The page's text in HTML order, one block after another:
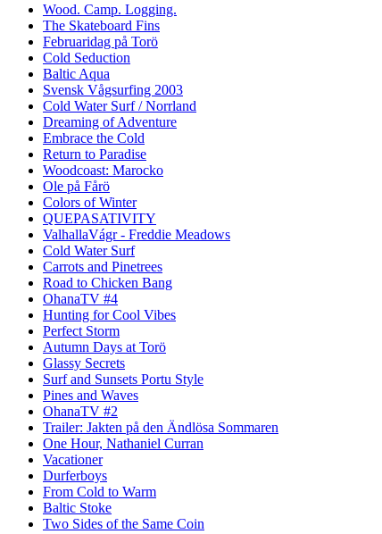
Wood. Camp. Logging.
The Skateboard Fins
Februaridag på Torö
Cold Seduction
Baltic Aqua
Svensk Vågsurfing 2003
Cold Water Surf / Norrland
Dreaming of Adventure
Embrace the Cold
Return to Paradise
Woodcoast: Marocko
Ole på Fårö
Colors of Winter
QUEPASATIVITY
ValhallaVágr - Freddie Meadows
Cold Water Surf
Carrots and Pinetrees
Road to Chicken Bang
OhanaTV #4
Hunting for Cool Vibes
Perfect Storm
Autumn Days at Torö
Glassy Secrets
Surf and Sunsets Portu Style
Pines and Waves
OhanaTV #2
Trailer: Jakten på den Ändlösa Sommaren
One Hour, Nathaniel Curran
Vacationer
Durferboys
From Cold to Warm
Baltic Stoke
Two Sides of the Same Coin